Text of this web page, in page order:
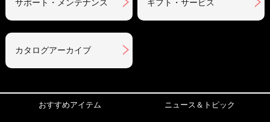
サポート・メンテナンス ギフト・サービス
カタログアーカイブ
おすすめアイテム ニュース＆トピック